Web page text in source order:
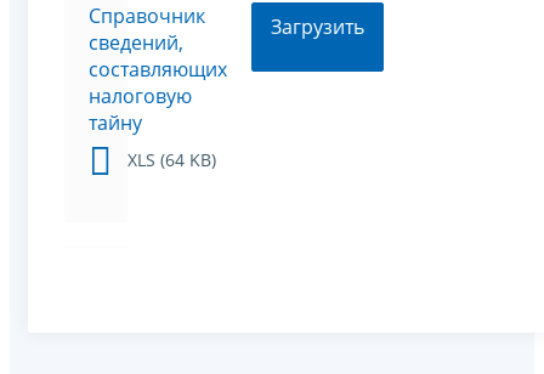
Справочник
сведений,
составляющих
налоговую
тайну
XLS (64 KB)
Загрузить